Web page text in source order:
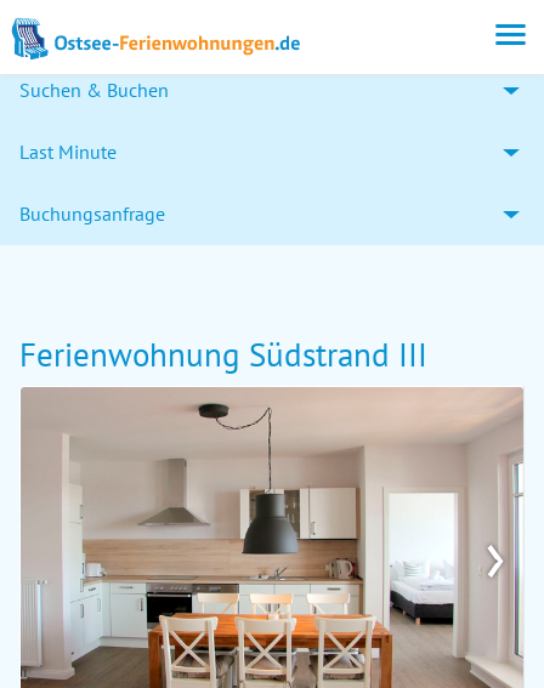
Suchen & Buchen
Last Minute
Buchungsanfrage
Ferienwohnung Südstrand III
›